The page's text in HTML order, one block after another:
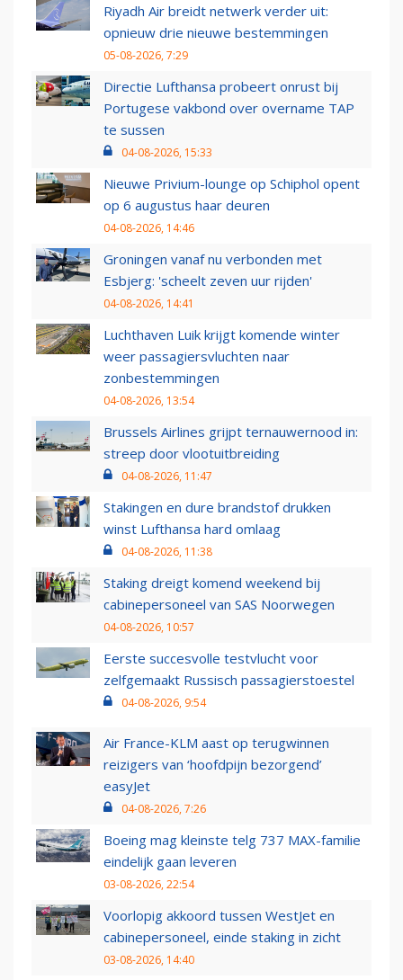
Riyadh Air breidt netwerk verder uit:
opnieuw drie nieuwe bestemmingen
05-08-2026, 7:29
Directie Lufthansa probeert onrust bij
Portugese vakbond over overname TAP
te sussen
04-08-2026, 15:33
Nieuwe Privium-lounge op Schiphol opent
op 6 augustus haar deuren
04-08-2026, 14:46
Groningen vanaf nu verbonden met
Esbjerg: 'scheelt zeven uur rijden'
04-08-2026, 14:41
Luchthaven Luik krijgt komende winter
weer passagiersvluchten naar
zonbestemmingen
04-08-2026, 13:54
Brussels Airlines grijpt ternauwernood in:
streep door vlootuitbreiding
04-08-2026, 11:47
Stakingen en dure brandstof drukken
winst Lufthansa hard omlaag
04-08-2026, 11:38
Staking dreigt komend weekend bij
cabinepersoneel van SAS Noorwegen
04-08-2026, 10:57
Eerste succesvolle testvlucht voor
zelfgemaakt Russisch passagierstoestel
04-08-2026, 9:54
Air France-KLM aast op terugwinnen
reizigers van ‘hoofdpijn bezorgend’
easyJet
04-08-2026, 7:26
Boeing mag kleinste telg 737 MAX-familie
eindelijk gaan leveren
03-08-2026, 22:54
Voorlopig akkoord tussen WestJet en
cabinepersoneel, einde staking in zicht
03-08-2026, 14:40